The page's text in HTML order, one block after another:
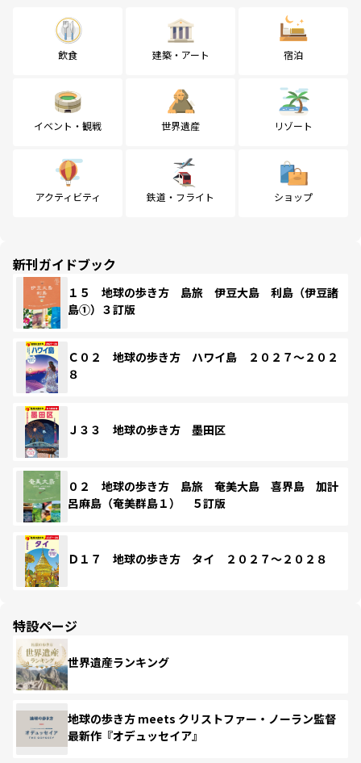
飲食 建築・アート 宿泊
イベント・観戦 世界遺産 リゾート
アクティビティ 鉄道・フライト ショップ
新刊ガイドブック
１５ 地球の歩き方 島旅 伊豆大島 利島（伊豆諸
島①）３訂版
Ｃ０２ 地球の歩き方 ハワイ島 ２０２７～２０２
８
Ｊ３３ 地球の歩き方 墨田区
０２ 地球の歩き方 島旅 奄美大島 喜界島 加計
呂麻島（奄美群島１） ５訂版
Ｄ１７ 地球の歩き方 タイ ２０２７～２０２８
特設ページ
世界遺産ランキング
地球の歩き方 meets クリストファー・ノーラン監督
最新作『オデュッセイア』